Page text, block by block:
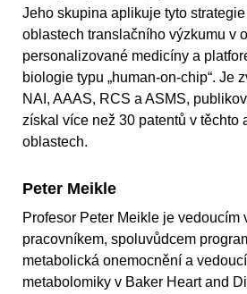
Jeho skupina aplikuje tyto
oblastech translačního výzkumu v
personalizované medicíny a
biologie typu „human-on-chip“. Je
NAI, AAAS, RCS a ASMS,
získal více než 30 patentů v těchto
oblastech.
Peter Meikle
Profesor Peter Meikle je vedoucím
pracovníkem, spoluvůdcem
metabolická onemocnění a
metabolomiky v Baker Heart and